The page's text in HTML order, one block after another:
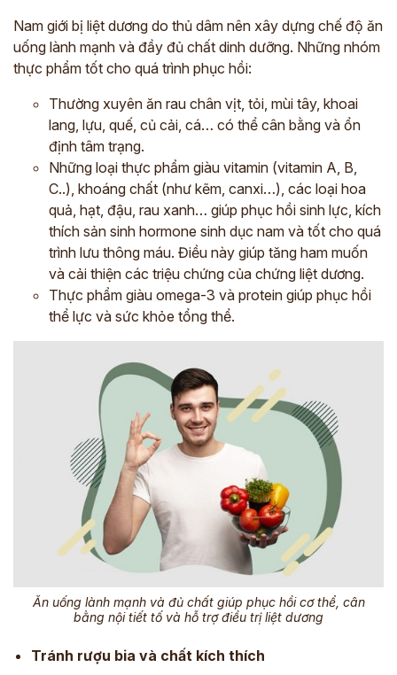
Nam giới bị liệt dương do thủ dâm nên xây dựng chế độ ăn
uống lành mạnh và đầy đủ chất dinh dưỡng. Những nhóm
thực phẩm tốt cho quá trình phục hồi:
Thường xuyên ăn rau chân vịt, tỏi, mùi tây, khoai
lang, lựu, quế, củ cải, cá… có thể cân bằng và ổn
định tâm trạng.
Những loại thực phẩm giàu vitamin (vitamin A, B,
C..), khoáng chất (như kẽm, canxi…), các loại hoa
quả, hạt, đậu, rau xanh… giúp phục hồi sinh lực, kích
thích sản sinh hormone sinh dục nam và tốt cho quá
trình lưu thông máu. Điều này giúp tăng ham muốn
và cải thiện các triệu chứng của chứng liệt dương.
Thực phẩm giàu omega-3 và protein giúp phục hồi
thể lực và sức khỏe tổng thể.
Ăn uống lành mạnh và đủ chất giúp phục hồi cơ thể, cân
bằng nội tiết tố và hỗ trợ điều trị liệt dương
Tránh rượu bia và chất kích thích
ĐĂNG KÝ TƯ VẤN
THĂM KHÁM
CÙNG CHUYÊN GIA Y HỌC CỔ TRUYỀN